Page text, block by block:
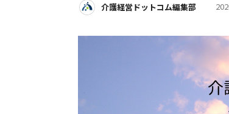
介護経営ドットコム編集部